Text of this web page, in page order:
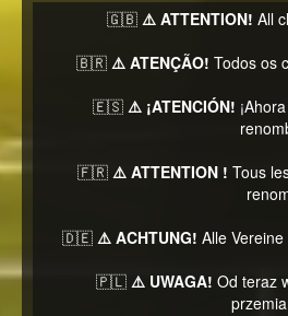
🇬🇧 ⚠️ ATTENTION! All
🇧🇷 ⚠️ ATENÇÃO! Todos os
🇪🇸 ⚠️ ¡ATENCIÓN!
🇫🇷 ⚠️ ATTENTION ! Tous
🇩🇪 ⚠️ ACHTUNG! Alle
🇵🇱 ⚠️ UWAGA! Od teraz